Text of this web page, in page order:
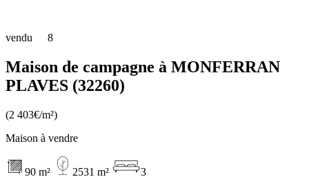
vendu 8
Maison de campagne à MONFERRAN
PLAVES (32260)
(2 403€/m²)
Maison à vendre
90 m² 2531 m²
3